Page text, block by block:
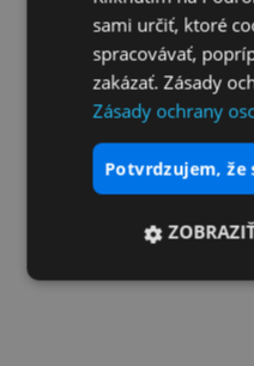
sami určiť, ktoré
spracovávať,
zakázať. Zásady
Zásady ochrany
potvrdzujem,